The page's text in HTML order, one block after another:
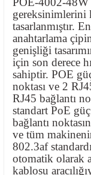
gereksinimlerini
tasarlanmıştır.
anahtarlama
genişliği
için son derece
sahiptir. POE
noktası ve 2
RJ45 bağlantı
standart PoE
bağlantı
ve tüm
802.3af
otomatik olarak
kablosu